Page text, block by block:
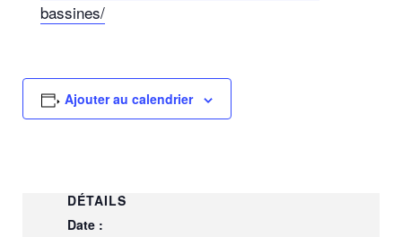
bassines/
Ajouter au calendrier
DÉTAILS
Date :